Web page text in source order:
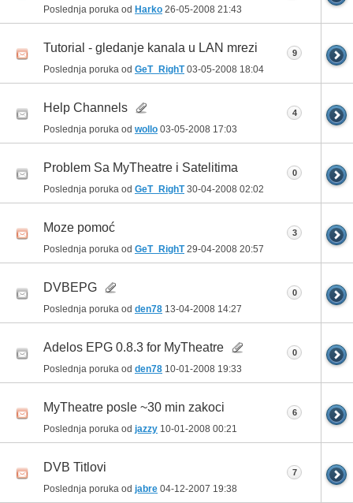
Poslednja poruka od Harko 26-05-2008 21:43
Tutorial - gledanje kanala u LAN mrezi
Poslednja poruka od GeT_RighT 03-05-2008 18:04
9
Help Channels
Poslednja poruka od wollo 03-05-2008 17:03
4
Problem Sa MyTheatre i Satelitima
Poslednja poruka od GeT_RighT 30-04-2008 02:02
0
Moze pomoć
Poslednja poruka od GeT_RighT 29-04-2008 20:57
3
DVBEPG
Poslednja poruka od den78 13-04-2008 14:27
0
Adelos EPG 0.8.3 for MyTheatre
Poslednja poruka od den78 10-01-2008 19:33
0
MyTheatre posle ~30 min zakoci
Poslednja poruka od jazzy 10-01-2008 00:21
6
DVB Titlovi
Poslednja poruka od jabre 04-12-2007 19:38
7